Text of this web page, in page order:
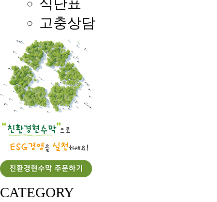
식단표
고충상담
CATEGORY